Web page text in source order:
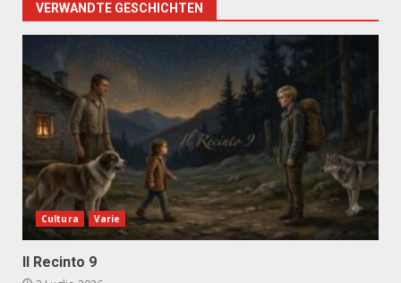
VERWANDTE GESCHICHTEN
Cultura Varie
Il Recinto 9